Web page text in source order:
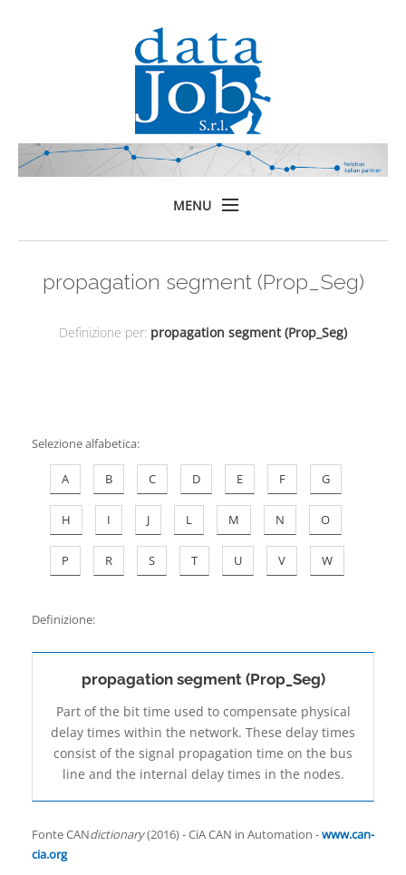
MENU
Prodotti
propagation segment (Prop_Seg)
Definizione per: propagation segment (Prop_Seg)
Selezione alfabetica:
A B C D E F G
H I J L M N O
P R S T U V W
Definizione:
propagation segment (Prop_Seg)
Part of the bit time used to compensate physical
delay times within the network. These delay times
consist of the signal propagation time on the bus
line and the internal delay times in the nodes.
Fonte CANdictionary(2016) - CiA CAN in Automation -www.can-
cia.org